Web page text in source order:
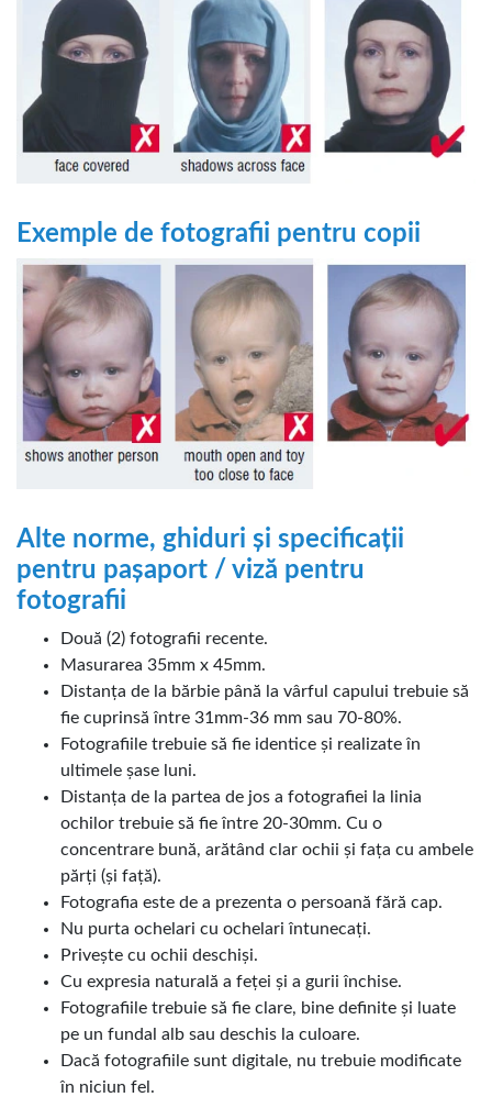
Exemple de fotografii pentru copii
Alte norme, ghiduri și specificații
pentru pașaport / viză pentru
fotografii
Două (2) fotografii recente.
Masurarea 35mm x 45mm.
Distanța de la bărbie până la vârful capului trebuie să
fie cuprinsă între 31mm-36 mm sau 70-80%.
Fotografiile trebuie să fie identice și realizate în
ultimele șase luni.
Distanța de la partea de jos a fotografiei la linia
ochilor trebuie să fie între 20-30mm. Cu o
concentrare bună, arătând clar ochii și fața cu ambele
părți (și față).
Fotografia este de a prezenta o persoană fără cap.
Nu purta ochelari cu ochelari întunecați.
Privește cu ochii deschiși.
Cu expresia naturală a feței și a gurii închise.
Fotografiile trebuie să fie clare, bine definite și luate
pe un fundal alb sau deschis la culoare.
Dacă fotografiile sunt digitale, nu trebuie modificate
în niciun fel.